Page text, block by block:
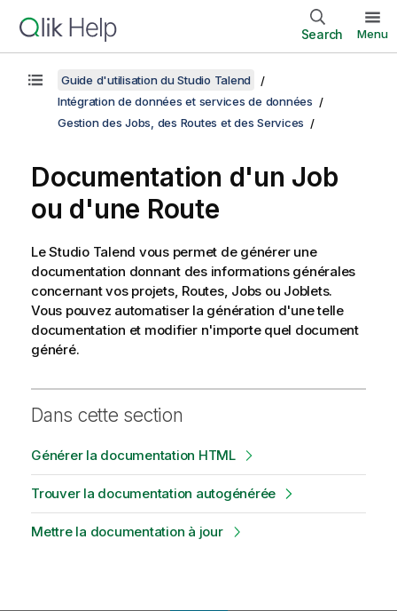
Search Menu
Guide d'utilisation du Studio Talend
Intégration de données et services de données
Gestion des Jobs, des Routes et des Services
Documentation d'un Job
ou d'une Route
LeStudio Talend vous permet de générer une
documentation donnant des informations générales
concernant vos projets, Routes, Jobs ou Joblets.
Vous pouvez automatiser la génération d'une telle
documentation et modifier n'importe quel document
généré.
Dans cette section
Générer la documentation HTML
Trouver la documentation autogénérée
Mettre la documentation à jour